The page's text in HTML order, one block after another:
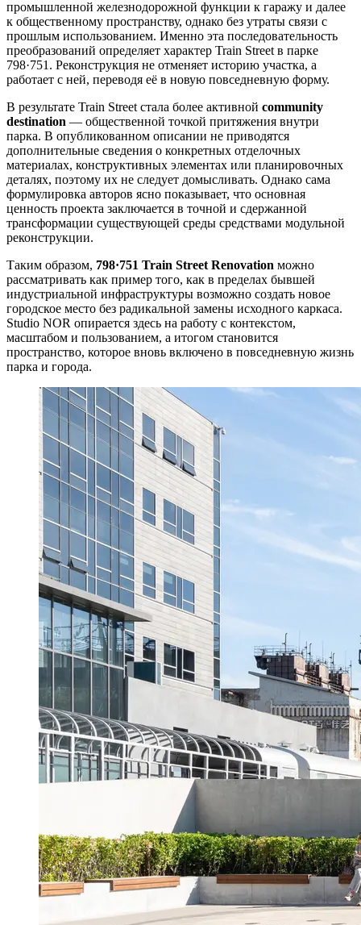
промышленной железнодорожной функции к гаражу и далее
к общественному пространству, однако без утраты связи с
прошлым использованием. Именно эта последовательность
преобразований определяет характер Train Street в парке
798·751. Реконструкция не отменяет историю участка, а
работает с ней, переводя её в новую повседневную форму.
В результате Train Street стала более активной community
destination — общественной точкой притяжения внутри
парка. В опубликованном описании не приводятся
дополнительные сведения о конкретных отделочных
материалах, конструктивных элементах или планировочных
деталях, поэтому их не следует домысливать. Однако сама
формулировка авторов ясно показывает, что основная
ценность проекта заключается в точной и сдержанной
трансформации существующей среды средствами модульной
реконструкции.
Таким образом, 798·751 Train Street Renovation можно
рассматривать как пример того, как в пределах бывшей
индустриальной инфраструктуры возможно создать новое
городское место без радикальной замены исходного каркаса.
Studio NOR опирается здесь на работу с контекстом,
масштабом и пользованием, а итогом становится
пространство, которое вновь включено в повседневную жизнь
парка и города.